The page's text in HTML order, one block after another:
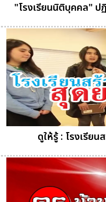
"โรงเรียนนิติบุคคล" ป
ดูให้รู้ : โรงเรีย